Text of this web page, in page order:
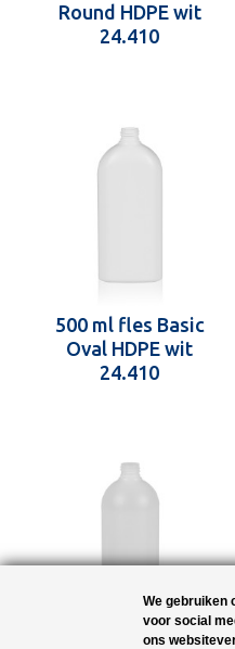
Round HDPE wit
24.410
500 ml fles Basic
Oval HDPE wit
24.410
We gebruiken
voor social
ons